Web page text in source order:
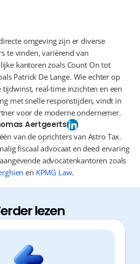
omgeving zijn er diverse
te vinden, variërend van
kantoren zoals Count On tot
Patrick De Lange. Wie echter op
real-time inzichten en een
met snelle responstijden, vindt in
voor de moderne ondernemer.
Aertgeerts
van de oprichters van Astro Tax.
fiscaal advocaat en deed ervaring
advocatenkantoren zoals
en KPMG Law.
lezen